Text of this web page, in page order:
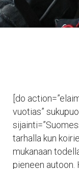
[do
vuotias”
tarhalla kun
mukanaan
pieneen autoon.